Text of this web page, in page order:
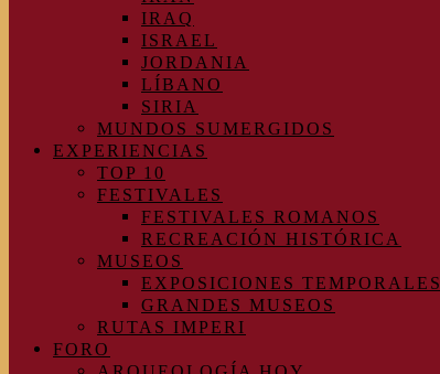
IRAQ
ISRAEL
JORDANIA
LÍBANO
SIRIA
MUNDOS SUMERGIDOS
EXPERIENCIAS
TOP 10
FESTIVALES
FESTIVALES ROMANOS
RECREACIÓN HISTÓRICA
MUSEOS
EXPOSICIONES TEMPORALES
GRANDES MUSEOS
RUTAS IMPERI
FORO